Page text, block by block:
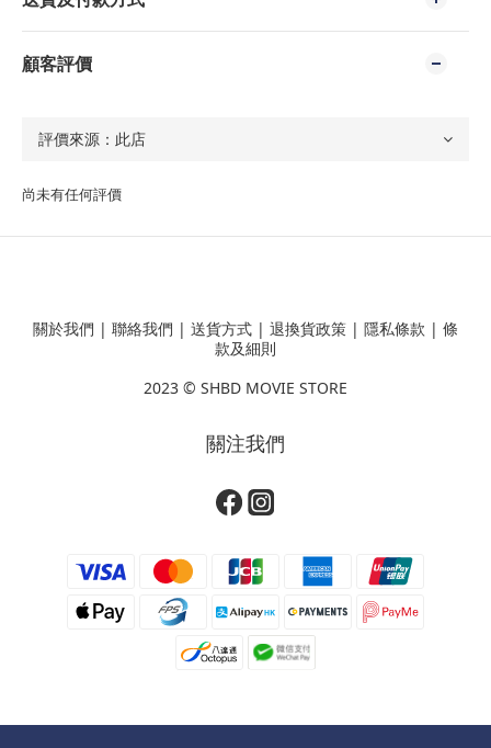
顧客評價
尚未有任何評價
關於我們 | 聯絡我們 | 送貨方式 | 退換貨政策 | 隱私條款 | 條
款及細則
2023 © SHBD MOVIE STORE
關注我們